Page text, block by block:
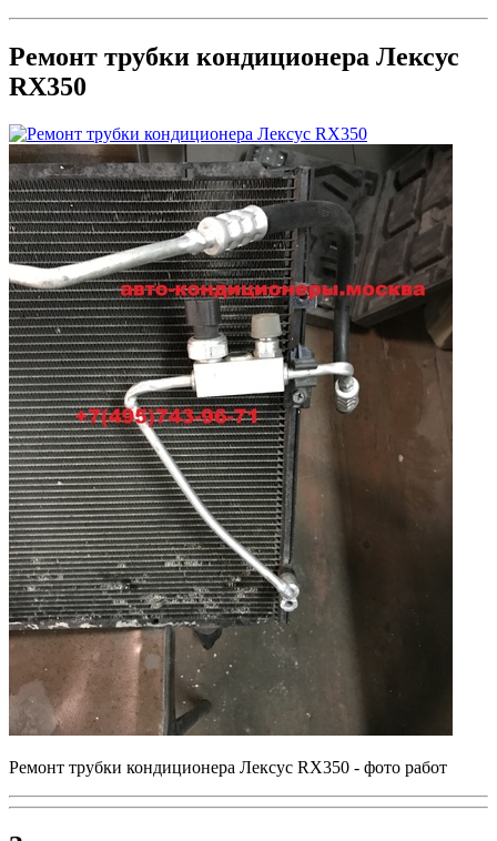
Ремонт трубки кондиционера Лексус
RX350
Ремонт трубки кондиционера Лексус RX350 - фото работ